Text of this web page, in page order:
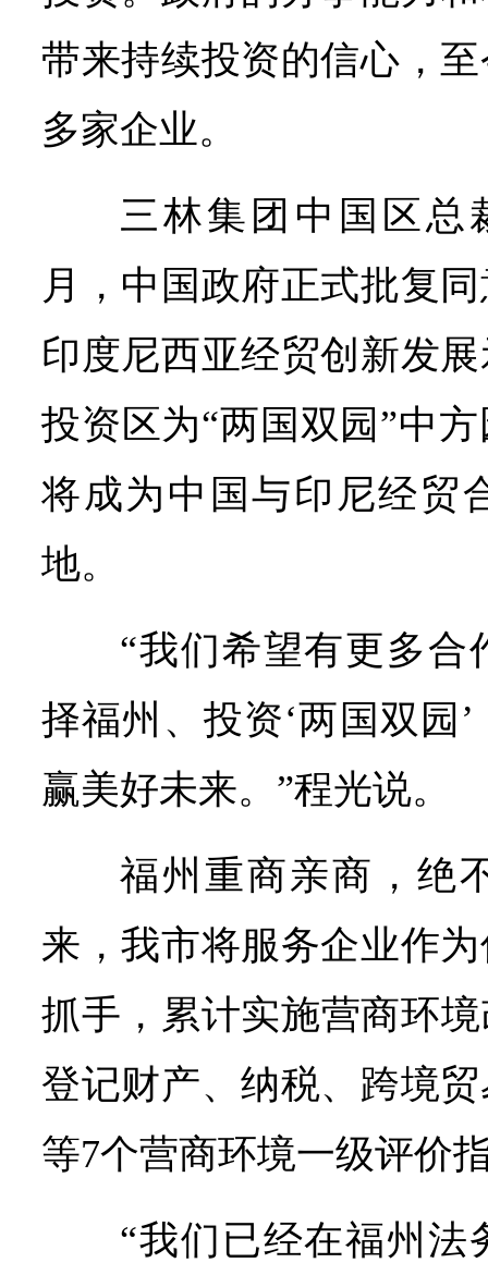
带来持续投资的信心，
多家企业。
三林集团中国区总
月，中国政府正式批复
印度尼西亚经贸创新发
投资区为“两国双园”中
将成为中国与印尼经贸
地。
“我们希望有更多合
择福州、投资‘两国双园
赢美好未来。”程光说。
福州重商亲商，绝
来，我市将服务企业作
抓手，累计实施营商环
登记财产、纳税、跨境
等7个营商环境一级评价
“我们已经在福州法